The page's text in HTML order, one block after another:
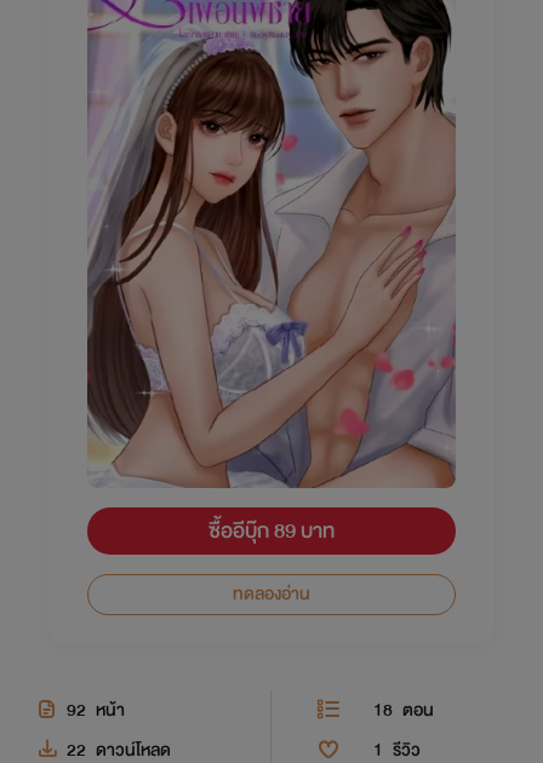
ซื้ออีบุ๊ก 89 บาท
ทดลองอ่าน
92 หน้า 18 ตอน
22 ดาวน์โหลด 1 รีวิว